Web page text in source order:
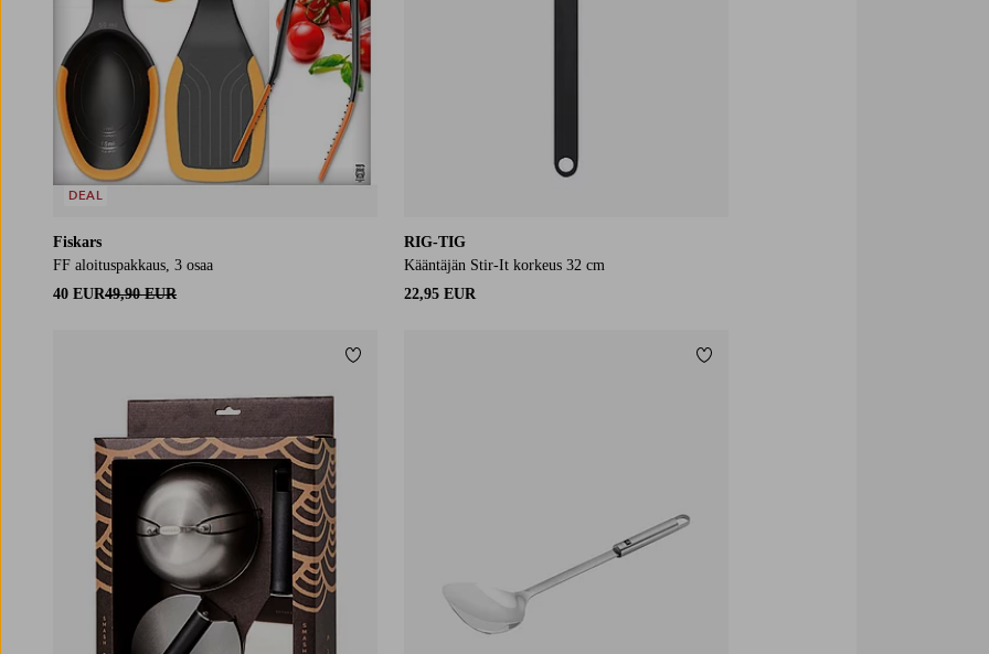
Fiskars
FF aloituspakkaus, 3 osaa
40 EUR49,90 EUR
DEAL
RIG-TIG
Kääntäjän Stir-It korkeus 32 cm
22,95 EUR
Lisää suosikkeihin Lisää suosikkeihin